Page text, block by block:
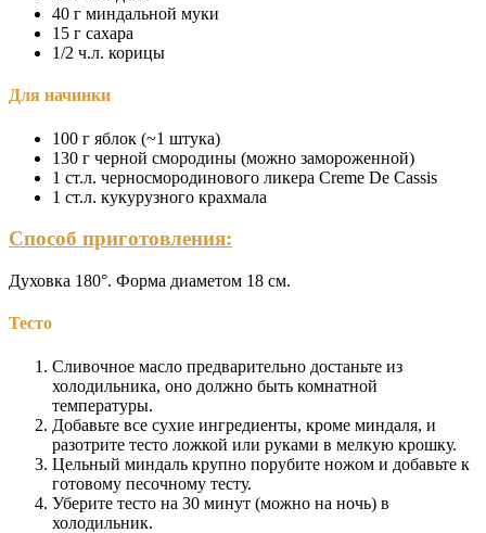
40 г миндальной муки
15 г сахара
1/2 ч.л. корицы
Для начинки
100 г яблок (~1 штука)
130 г черной смородины (можно замороженной)
1 ст.л. черносмородинового ликера Creme De Cassis
1 ст.л. кукурузного крахмала
Способ приготовления:
Духовка 180°. Форма диаметом 18 см.
Тесто
Сливочное масло предварительно достаньте из
холодильника, оно должно быть комнатной
температуры.
Добавьте все сухие ингредиенты, кроме миндаля, и
разотрите тесто ложкой или руками в мелкую крошку.
Цельный миндаль крупно порубите ножом и добавьте к
готовому песочному тесту.
Уберите тесто на 30 минут (можно на ночь) в
холодильник.